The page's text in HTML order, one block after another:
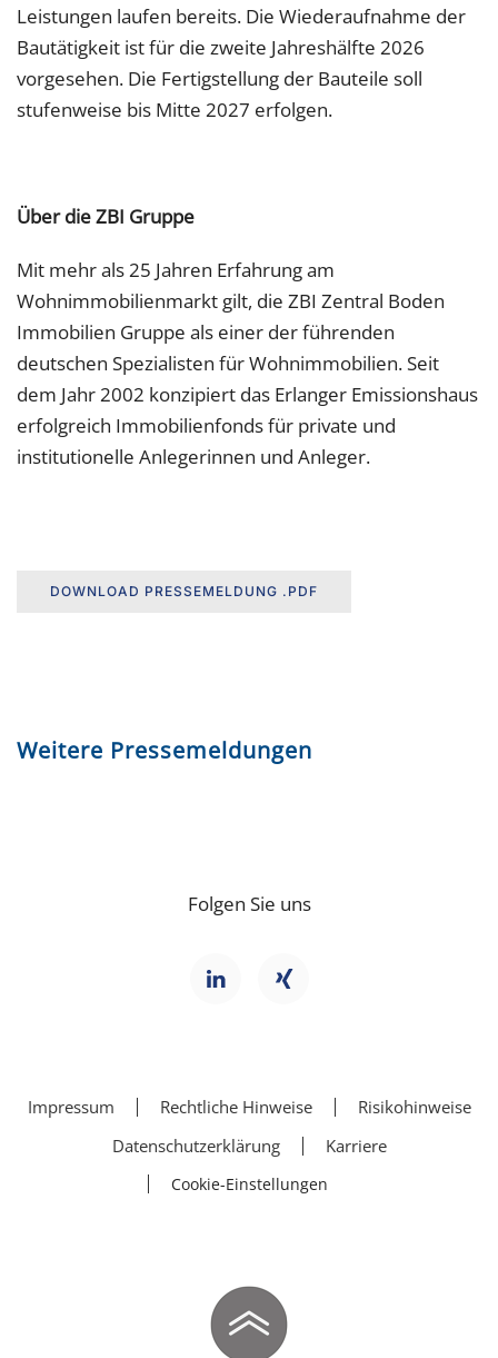
Leistungen laufen bereits. Die Wiederaufnahme der
Bautätigkeit ist für die zweite Jahreshälfte 2026
vorgesehen. Die Fertigstellung der Bauteile soll
stufenweise bis Mitte 2027 erfolgen.
Über die ZBI Gruppe
Mit mehr als 25 Jahren Erfahrung am
Wohnimmobilienmarkt gilt, die ZBI Zentral Boden
Immobilien Gruppe als einer der führenden
deutschen Spezialisten für Wohnimmobilien. Seit
dem Jahr 2002 konzipiert das Erlanger Emissionshaus
erfolgreich Immobilienfonds für private und
institutionelle Anlegerinnen und Anleger.
DOWNLOAD PRESSEMELDUNG .PDF
Weitere Pressemeldungen
Folgen Sie uns
Impressum Rechtliche Hinweise
Risikohinweise
Datenschutzerklärung
Karriere
Cookie-Einstellungen